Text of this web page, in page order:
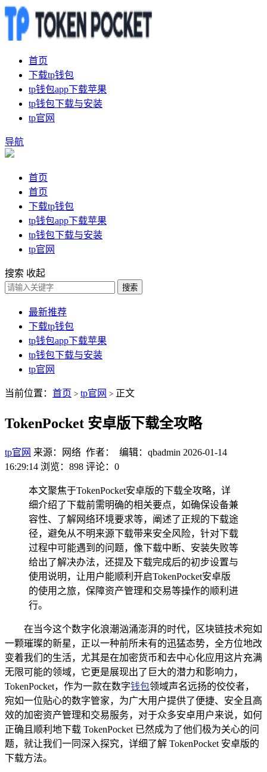
首页
下载tp钱包
tp钱包app下载苹果
tp钱包下载与安装
tp官网
导航
首页
首页
下载tp钱包
tp钱包app下载苹果
tp钱包下载与安装
tp官网
搜索 收起
搜索
最新推荐
下载tp钱包
tp钱包app下载苹果
tp钱包下载与安装
tp官网
当前位置： 首页 > tp官网 > 正文
TokenPocket 安卓版下载全攻略
tp官网 来源：网络 作者： 编辑：qbadmin 2026-01-14
16:29:14 浏览：898 评论：0
本文聚焦于TokenPocket安卓版的下载全攻略，详
细介绍了下载前需明确的相关要点，如确保设备兼
容性、了解网络环境要求等，阐述了正规的下载途
径，避免从不明来源下载带来安全风险，针对下载
过程中可能遇到的问题，像下载中断、安装失败等
给出了解决办法，还提及下载完成后的初步设置与
使用说明，让用户能顺利开启TokenPocket安卓版
的使用之旅，保障资产管理和交易等操作的顺利进
行。
在当今这个数字化浪潮汹涌澎湃的时代，区块链技术宛如
一颗璀璨的新星，正以一种前所未有的迅猛态势，全方位地改
变着我们的生活，尤其是在加密货币和去中心化应用这片充满
无限可能的领域，它更是展现出了巨大的潜力和影响力，
TokenPocket，作为一款在数字钱包领域声名远扬的佼佼者，
宛如一位贴心的数字管家，为广大用户提供了便捷、安全且高
效的加密资产管理和交易服务，对于众多安卓用户来说，如何
正确且顺利地下载 TokenPocket 已然成为了他们极为关心的问
题，就让我们一同深入探究，详细了解 TokenPocket 安卓版的
下载方法。